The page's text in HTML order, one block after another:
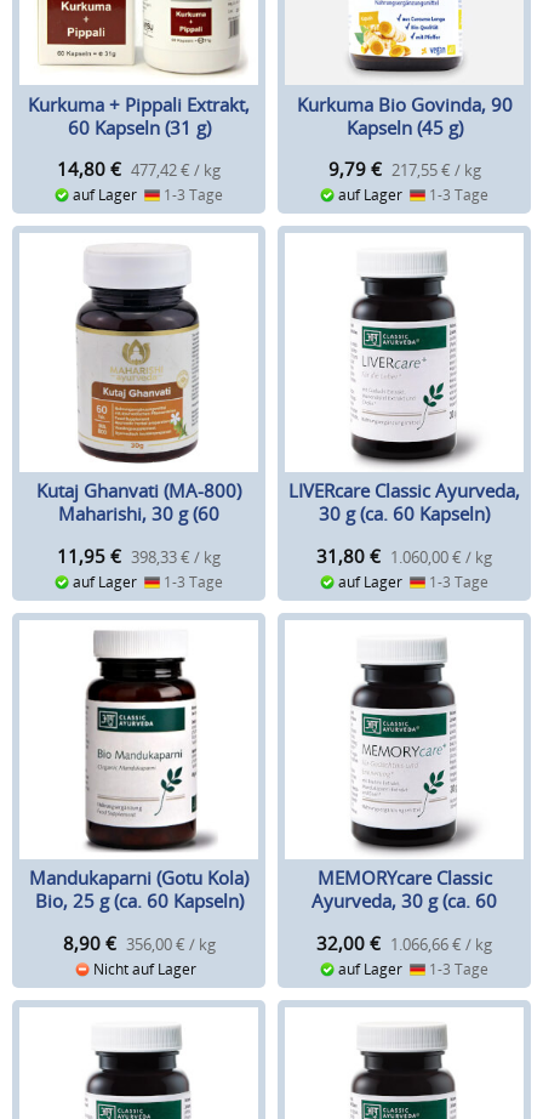
Kurkuma + Pippali Extrakt,
60 Kapseln (31 g)
14,80 € 477,42 € / kg
auf Lager 1-3 Tage
Kurkuma Bio Govinda, 90
Kapseln (45 g)
9,79 € 217,55 € / kg
auf Lager 1-3 Tage
Kutaj Ghanvati (MA-800)
Maharishi, 30 g (60
11,95 € 398,33 € / kg
auf Lager 1-3 Tage
LIVERcare Classic Ayurveda,
30 g (ca. 60 Kapseln)
31,80 € 1.060,00 € / kg
auf Lager 1-3 Tage
Mandukaparni (Gotu Kola)
Bio, 25 g (ca. 60 Kapseln)
8,90 € 356,00 € / kg
Nicht auf Lager
MEMORYcare Classic
Ayurveda, 30 g (ca. 60
32,00 € 1.066,66 € / kg
auf Lager 1-3 Tage